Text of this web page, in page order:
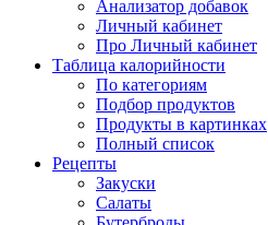
Анализатор добавок
Личный кабинет
Про Личный кабинет
Таблица калорийности
По категориям
Подбор продуктов
Продукты в картинках
Полный список
Рецепты
Закуски
Салаты